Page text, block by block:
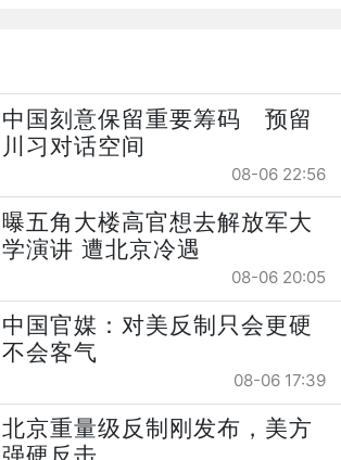
中国刻意保留重要筹码 预留
川习对话空间
08-06 22:56
曝五角大楼高官想去解放军大
学演讲 遭北京冷遇
08-06 20:05
中国官媒：对美反制只会更硬
不会客气
08-06 17:39
北京重量级反制刚发布，美方